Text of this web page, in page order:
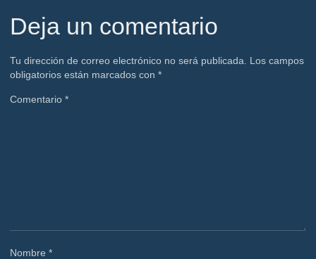
Deja un comentario
Tu dirección de correo electrónico no será publicada.
Los campos
obligatorios están marcados con*
Comentario*
Nombre*